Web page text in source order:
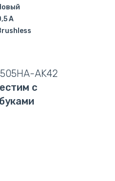
А
AK42
с